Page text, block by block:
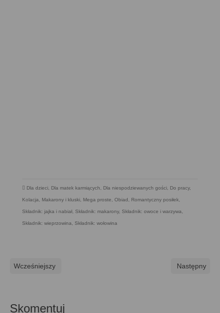
Dla dzieci, Dla matek karmiących, Dla niespodziewanych gości, Do pracy,
Kolacja, Makarony i kluski, Mega proste, Obiad , Romantyczny posiłek,
Składnik: jajka i nabiał, Składnik: makarony, Składnik: owoce i warzywa,
Składnik: wieprzowina, Składnik: wołowina
Wcześniejszy Następny
Skomentuj